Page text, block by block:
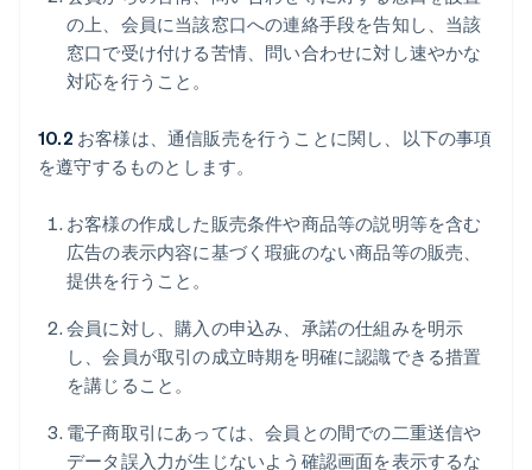
の上、会員に当該窓口への連絡手段を告知し、当該
窓口で受け付ける苦情、問い合わせに対し速やかな
対応を行うこと。
10.2 お客様は、通信販売を行うことに関し、以下の事項
を遵守するものとします。
お客様の作成した販売条件や商品等の説明等を含む
広告の表示内容に基づく瑕疵のない商品等の販売、
提供を行うこと。
会員に対し、購入の申込み、承諾の仕組みを明示
し、会員が取引の成立時期を明確に認識できる措置
を講じること。
電子商取引にあっては、会員との間での二重送信や
データ誤入力が生じないよう確認画面を表示するな